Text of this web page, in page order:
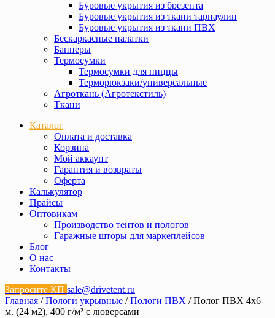
Буровые укрытия из брезента
Буровые укрытия из ткани тарпаулин
Буровые укрытия из ткани ПВХ
Бескаркасные палатки
Баннеры
Термосумки
Термосумки для пиццы
Терморюкзаки/универсальные
Агроткань (Агротекстиль)
Ткани
Каталог
Оплата и доставка
Корзина
Мой аккаунт
Гарантия и возвраты
Оферта
Калькулятор
Прайсы
Оптовикам
Производство тентов и пологов
Гаражные шторы для маркеплейсов
Блог
О нас
Контакты
Запросите КП sale@drivetent.ru
Главная /Пологи укрывные /Пологи ПВХ / Полог ПВХ 4х6
м. (24 м2), 400 г/м² с люверсами